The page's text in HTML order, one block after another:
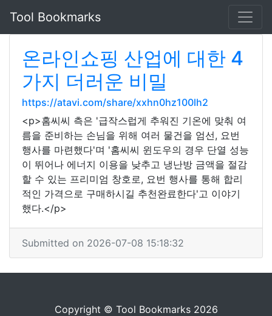
Tool Bookmarks
온라인쇼핑 산업에 대한 4
가지 더러운 비밀
https://atavi.com/share/xxhn0hz100lh2
<p>홈씨씨 측은 '급작스럽게 추워진 기온에 맞춰 여
름을 준비하는 손님을 위해 여러 물건을 엄선, 요번
행사를 마련했다'며 '홈씨씨 윈도우의 경우 단열 성능
이 뛰어나 에너지 이용을 낮추고 냉난방 금액을 절감
할 수 있는 프리미엄 창호로, 요번 행사를 통해 합리
적인 가격으로 구매하시길 추천완료한다'고 이야기
했다.</p>
Submitted on 2026-07-08 15:18:32
Copyright © Tool Bookmarks 2026